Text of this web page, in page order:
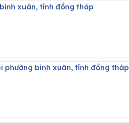
xuân, tỉnh đồng tháp
phường bình xuân, tỉnh đồng tháp